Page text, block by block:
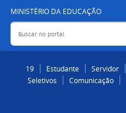
MINISTÉRIO DA EDUCAÇÃO
Buscar no portal
19
Estudante Servidor
Seletivos
Comunicação